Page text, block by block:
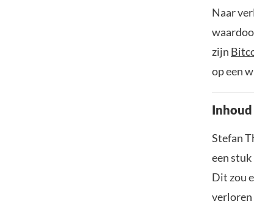
Naar
zijn
op een
Stefan
een
Dit zou
verloren